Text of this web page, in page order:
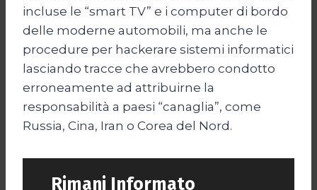
incluse le “smart TV” e i computer di bordo
delle moderne automobili, ma anche le
procedure per hackerare sistemi informatici
lasciando tracce che avrebbero condotto
erroneamente ad attribuirne la
responsabilità a paesi “canaglia”, come
Russia, Cina, Iran o Corea del Nord.
Rimani Informato